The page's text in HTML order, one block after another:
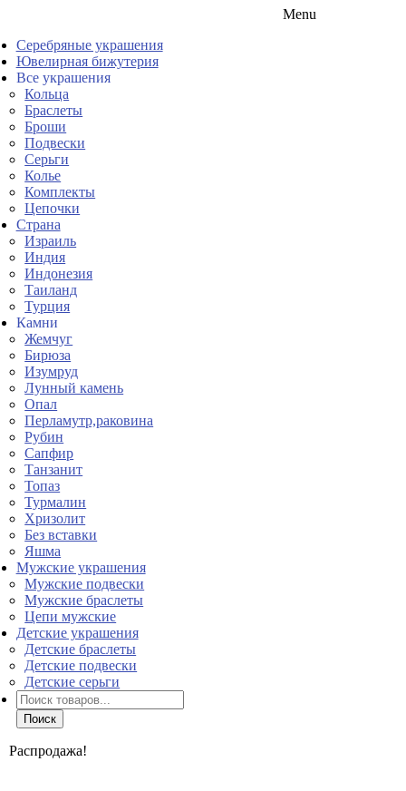
Menu
Серебряные украшения
Ювелирная бижутерия
Все украшения
Кольца
Браслеты
Броши
Подвески
Серьги
Колье
Комплекты
Цепочки
Страна
Израиль
Индия
Индонезия
Таиланд
Турция
Камни
Жемчуг
Бирюза
Изумруд
Лунный камень
Опал
Перламутр,раковина
Рубин
Сапфир
Танзанит
Топаз
Турмалин
Хризолит
Без вставки
Яшма
Мужские украшения
Мужские подвески
Мужские браслеты
Цепи мужские
Детские украшения
Детские браслеты
Детские подвески
Детские серьги
Поиск
товаров
Поиск
Распродажа!